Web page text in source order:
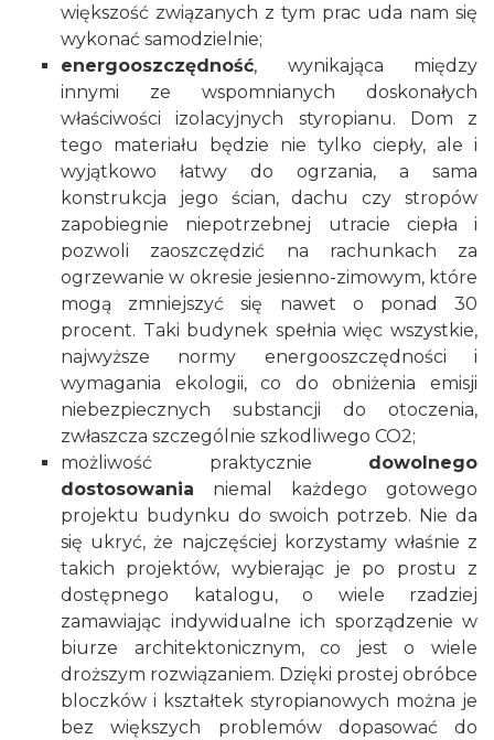
większość związanych z tym prac uda nam się
wykonać samodzielnie;
energooszczędność, wynikająca między
innymi ze wspomnianych doskonałych
właściwości izolacyjnych styropianu. Dom z
tego materiału będzie nie tylko ciepły, ale i
wyjątkowo łatwy do ogrzania, a sama
konstrukcja jego ścian, dachu czy stropów
zapobiegnie niepotrzebnej utracie ciepła i
pozwoli zaoszczędzić na rachunkach za
ogrzewanie w okresie jesienno-zimowym, które
mogą zmniejszyć się nawet o ponad 30
procent. Taki budynek spełnia więc wszystkie,
najwyższe normy energooszczędności i
wymagania ekologii, co do obniżenia emisji
niebezpiecznych substancji do otoczenia,
zwłaszcza szczególnie szkodliwego CO2;
możliwość praktycznie dowolnego
dostosowania niemal każdego gotowego
projektu budynku do swoich potrzeb. Nie da
się ukryć, że najczęściej korzystamy właśnie z
takich projektów, wybierając je po prostu z
dostępnego katalogu, o wiele rzadziej
zamawiając indywidualne ich sporządzenie w
biurze architektonicznym, co jest o wiele
droższym rozwiązaniem. Dzięki prostej obróbce
bloczków i kształtek styropianowych można je
bez większych problemów dopasować do